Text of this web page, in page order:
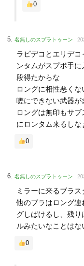
0
名無しのスプラトゥーン
ラピデコとエリデ
ンタムがスプボ手
段得たからな
ロングに相性悪く
嗟にできない武器
ロングは無印もサ
にロンタム来るしな
0
名無しのスプラトゥーン
ミラーに来るブラ
他のブラはロング
グしばけるし、残
ルみたいなことはな
0